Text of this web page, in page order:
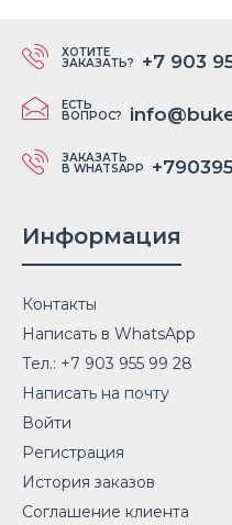
ХОТИТЕ
ЗАКАЗАТЬ? +7 903
ЕСТЬ
ВОПРОС?
ЗАКАЗАТЬ
В WHATSAPP
Информация
Контакты
Написать в WhatsApp
Тел.: +7 903 955 99 28
Написать на почту
Войти
Регистрация
История заказов
Соглашение клиента